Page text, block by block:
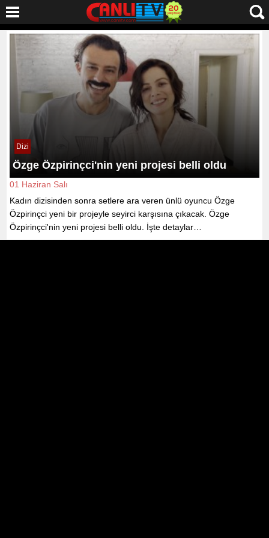
Dizi
Özge Özpirinçci'nin yeni projesi belli oldu
01 Haziran Salı
Kadın dizisinden sonra setlere ara veren ünlü oyuncu Özge
Özpirinçci yeni bir projeyle seyirci karşısına çıkacak. Özge
Özpirinçci'nin yeni projesi belli oldu. İşte detaylar…